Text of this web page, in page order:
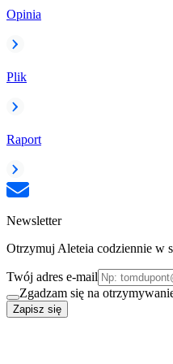
Opinia
Plik
Raport
Newsletter
Otrzymuj Aleteia codziennie w
Twój adres e-mail
Zgadzam się na
Zapisz się